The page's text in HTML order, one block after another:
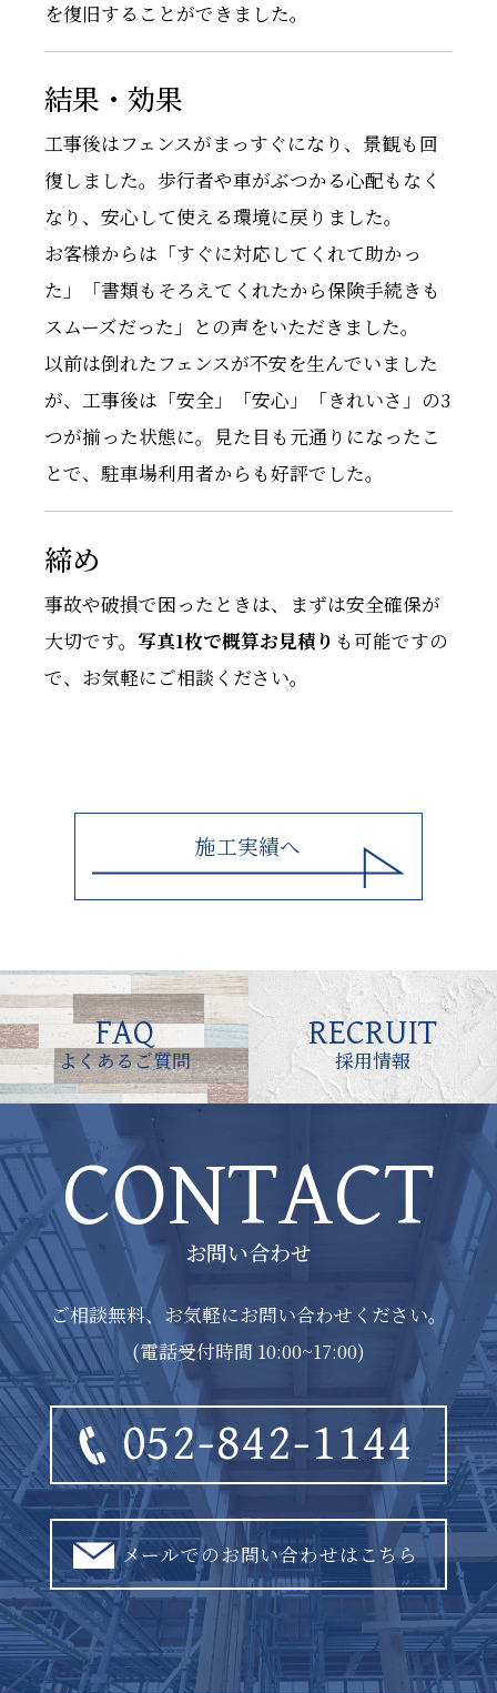
を復旧することができました。
結果・効果
工事後はフェンスがまっすぐになり、景観も回
復しました。歩行者や車がぶつかる心配もなく
なり、安心して使える環境に戻りました。
お客様からは「すぐに対応してくれて助かっ
た」「書類もそろえてくれたから保険手続きも
スムーズだった」との声をいただきました。
以前は倒れたフェンスが不安を生んでいました
が、工事後は「安全」「安心」「きれいさ」の3
つが揃った状態に。見た目も元通りになったこ
とで、駐車場利用者からも好評でした。
締め
事故や破損で困ったときは、まずは安全確保が
大切です。 写真1枚で概算お見積り も可能ですの
で、お気軽にご相談ください。
施工実績へ
FAQ
よくあるご質問
RECRUIT
採用情報
CONTACT
お問い合わせ
ご相談無料、お気軽にお問い合わせください。
(電話受付時間 10:00~17:00)
052-842-1144
メールでのお問い合わせはこちら